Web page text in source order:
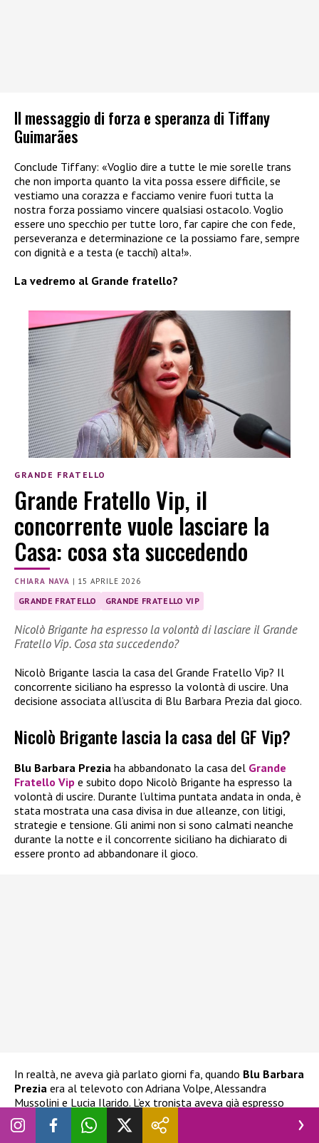
Il messaggio di forza e speranza di Tiffany
Guimarães
Conclude Tiffany: «Voglio dire a tutte le mie sorelle trans
che non importa quanto la vita possa essere difficile, se
vestiamo una corazza e facciamo venire fuori tutta la
nostra forza possiamo vincere qualsiasi ostacolo. Voglio
essere uno specchio per tutte loro, far capire che con fede,
perseveranza e determinazione ce la possiamo fare, sempre
con dignità e a testa (e tacchi) alta!».
La vedremo al Grande fratello?
GRANDE FRATELLO
Grande Fratello Vip, il
concorrente vuole lasciare la
Casa: cosa sta succedendo
CHIARA NAVA | 15 APRILE 2026
GRANDE FRATELLO GRANDE FRATELLO VIP
Nicolò Brigante ha espresso la volontà di lasciare il Grande
Fratello Vip. Cosa sta succedendo?
Nicolò Brigante lascia la casa del Grande Fratello Vip? Il
concorrente siciliano ha espresso la volontà di uscire. Una
decisione associata all’uscita di Blu Barbara Prezia dal gioco.
Nicolò Brigante lascia la casa del GF Vip?
Blu Barbara Prezia ha abbandonato la casa del Grande
Fratello Vip e subito dopo Nicolò Brigante ha espresso la
volontà di uscire. Durante l’ultima puntata andata in onda, è
stata mostrata una casa divisa in due alleanze, con litigi,
strategie e tensione. Gli animi non si sono calmati neanche
durante la notte e il concorrente siciliano ha dichiarato di
essere pronto ad abbandonare il gioco.
In realtà, ne aveva già parlato giorni fa, quando Blu Barbara
Prezia era al televoto con Adriana Volpe, Alessandra
Mussolini e Lucia Ilarido. L’ex tronista aveva già espresso
l’intenzione di ritirarsinel caso Blu fosse stata eliminata.
Ha espresso la stessa decisione anche alla stessa Prezia, che